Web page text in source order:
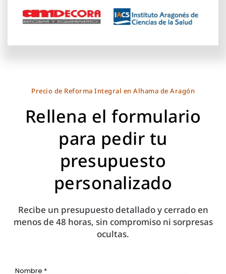
Precio de Reforma Integral en Alhama de Aragón
Rellena el formulario
para pedir tu
presupuesto
personalizado
Recibe un presupuesto detallado y cerrado en
menos de 48 horas, sin compromiso ni sorpresas
ocultas.
Nombre *